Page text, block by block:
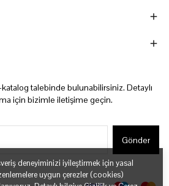
deneyiminizi iyileştirmek için yasal
uygun çerezler (cookies)
talebinde bulunabilirsiniz. Detaylı
için bizimle iletişime geçin.
Gönder